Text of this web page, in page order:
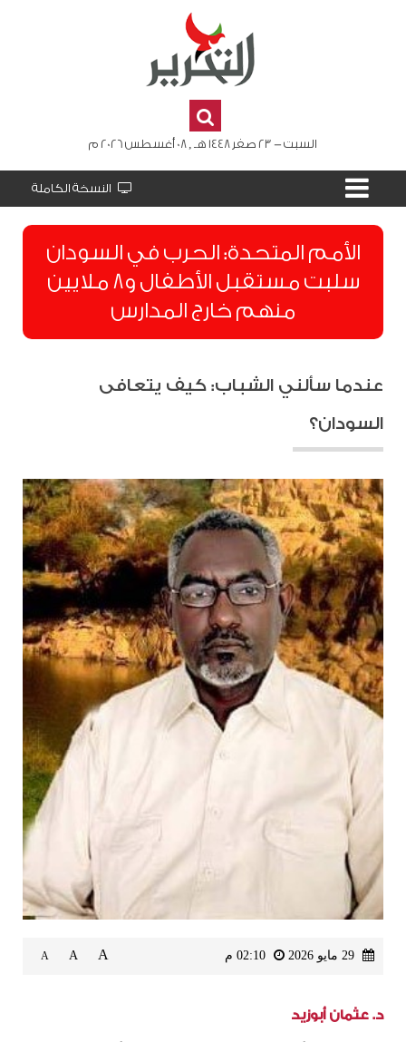
السبت - 23 صفر 1448 هـ , 08 أغسطس 2026 م
النسخة الكاملة
الأمم المتحدة: الحرب في السودان
سلبت مستقبل الأطفال و8 ملايين
منهم خارج المدارس
عندما سألني الشباب: كيف يتعافى
السودان؟
A
A
A
د. عثمان أبوزيد